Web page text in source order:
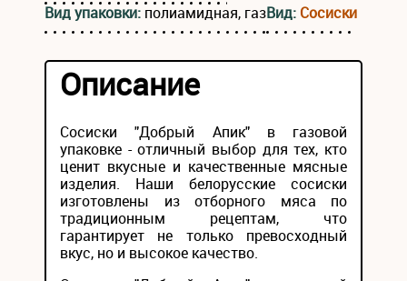
Вид упаковки: полиамидная, газВид: Сосиски
Описание
Сосиски "Добрый Апик" в газовой
упаковке - отличный выбор для тех, кто
ценит вкусные и качественные мясные
изделия. Наши белорусские сосиски
изготовлены из отборного мяса по
традиционным рецептам, что
гарантирует не только превосходный
вкус, но и высокое качество.